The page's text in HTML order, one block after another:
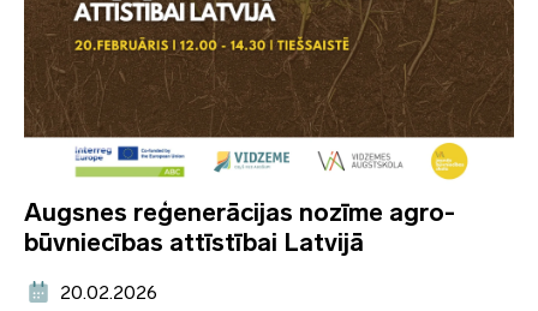
Augsnes reģenerācijas nozīme agro-
būvniecības attīstībai Latvijā
20.02.2026